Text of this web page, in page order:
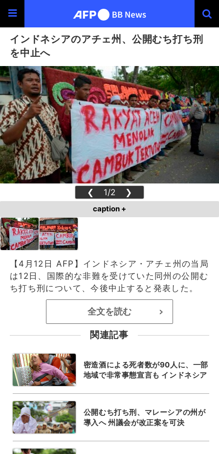
インドネシアのアチェ州、公開むち打ち刑
を中止へ
❮ 1/2 ❯
caption +
【4月12日 AFP】インドネシア・アチェ州の当局
は12日、国際的な非難を受けていた同州の公開む
ち打ち刑について、今後中止すると発表した。
全文を読む >
関連記事
密造酒による死者数が90人に、一部
地域で非常事態宣言も インドネシア
公開むち打ち刑、マレーシアの州が
導入へ 州議会が改正案を可決